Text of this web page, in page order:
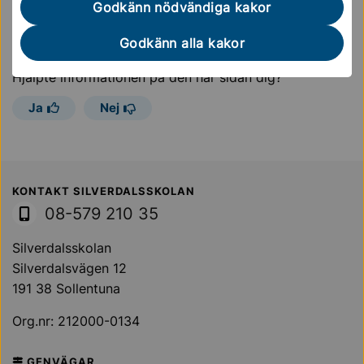
Godkänn nödvändiga kakor
Godkänn alla kakor
Sidan uppdaterades2 oktober 2025
Hjälpte informationen på den här sidan dig?
Ja Nej
Sollentuna Kommun
KONTAKT SILVERDALSSKOLAN
08-579 210 35
Silverdalsskolan
Silverdalsvägen 12
191 38 Sollentuna
Org.nr: 212000-0134